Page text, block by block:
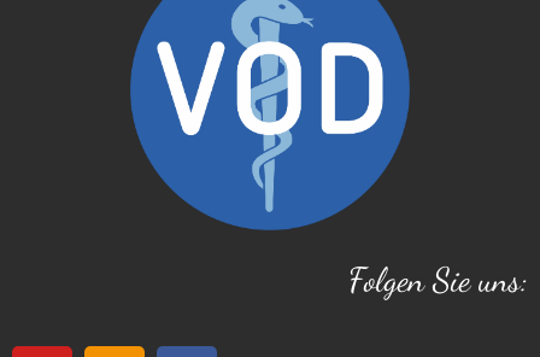
Folgen Sie uns: